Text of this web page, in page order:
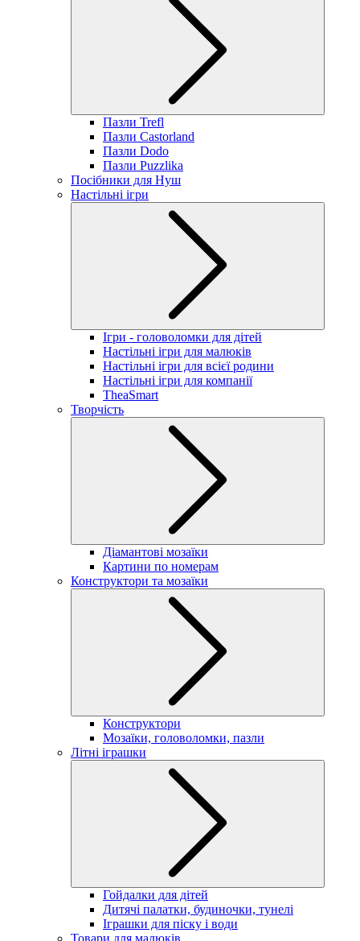
Пазли Trefl
Пазли Castorland
Пазли Dodo
Пазли Puzzlika
Посібники для Нуш
Настільні ігри
Ігри - головоломки для дітей
Настільні ігри для малюків
Настільні ігри для всієї родини
Настільні ігри для компанії
TheaSmart
Творчість
Діамантові мозаїки
Картини по номерам
Конструктори та мозаїки
Конструктори
Мозаїки, головоломки, пазли
Літні іграшки
Гойдалки для дітей
Дитячі палатки, будиночки, тунелі
Іграшки для піску і води
Товари для малюків